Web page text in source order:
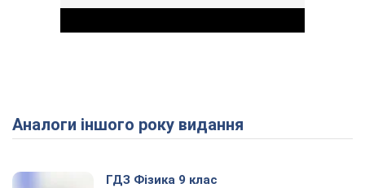
Play Video
Аналоги іншого року видання
ГДЗ Фізика 9 клас